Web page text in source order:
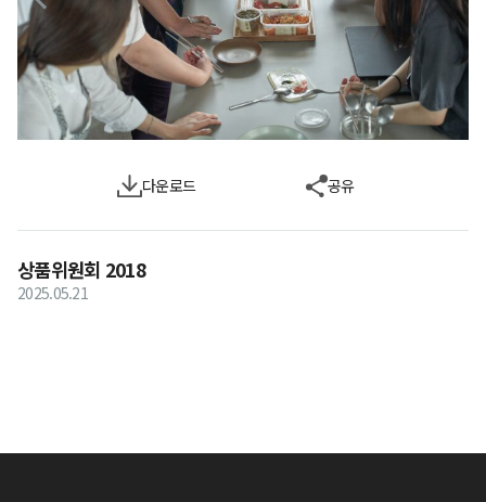
다운로드 공유
상품위원회 2018
2025.05.21